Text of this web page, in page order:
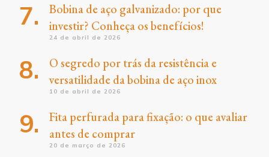
Bobina de aço galvanizado: por que
investir? Conheça os benefícios!
24 de abril de 2026
O segredo por trás da resistência e
versatilidade da bobina de aço inox
10 de abril de 2026
Fita perfurada para fixação: o que avaliar
antes de comprar
20 de março de 2026